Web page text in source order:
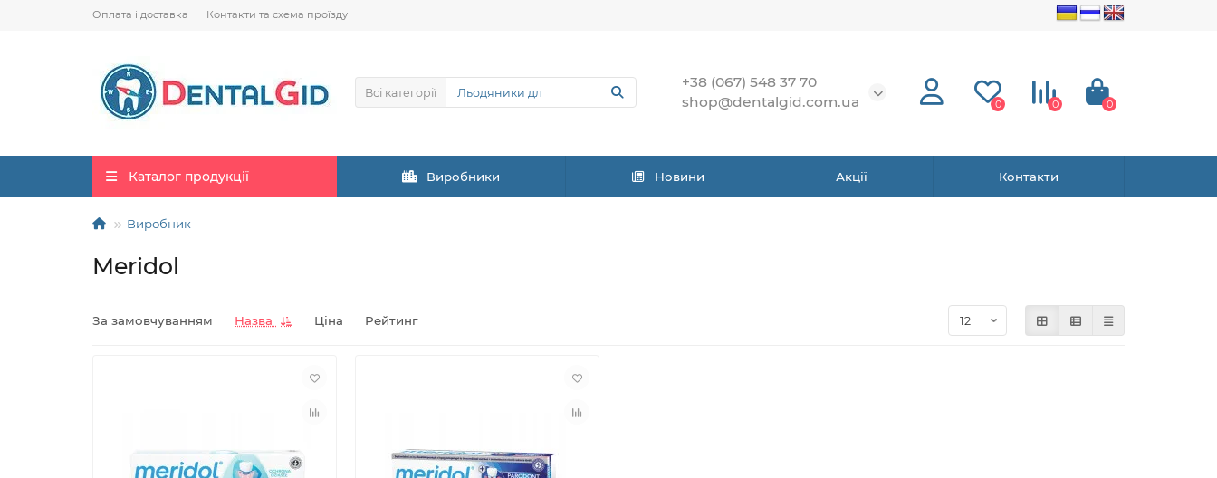
Оплата і доставка Контакти та схема проїзду
Всі категорії
+38 (067) 548 37 70
shop@dentalgid.com.ua
0 0 0
Каталог продукції Виробники Новини Акції Контакти
Виробник
Meridol
За замовчуванням Назва Ціна Рейтинг